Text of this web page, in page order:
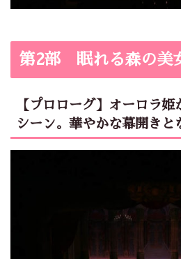
第2部 眠れる森の美
【プロローグ】オーロラ
シーン。華やかな幕開きと